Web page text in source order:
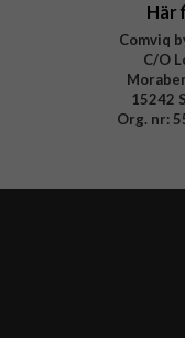
Här
Comviq
C/O
15242
Org. nr: